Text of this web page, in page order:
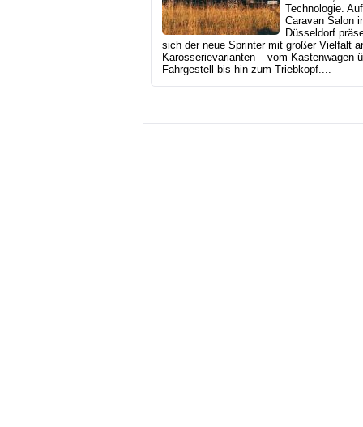
Technologie.
Caravan Salon
Düsseldorf
sich der neue Sprinter mit großer Vielfalt
Karosserievarianten – vom Kastenwagen
Fahrgestell bis hin zum Triebkopf....